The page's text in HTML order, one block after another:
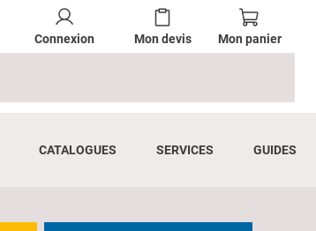
Connexion Mon devis Mon panier
CATALOGUES SERVICES GUIDES